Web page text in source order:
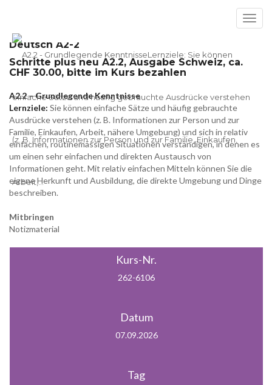
Deutsch A2-2
Schritte plus neu A2.2, Ausgabe Schweiz, ca.
CHF 30.00, bitte im Kurs bezahlen
A2.2 – Grundlegende Kenntnisse
Lernziele: Sie können einfache Sätze und häufig gebrauchte
Ausdrücke verstehen (z. B. Informationen zur Person und zur
Familie, Einkaufen, Arbeit, nähere Umgebung) und sich in relativ
einfachen, routinemässigen Situationen verständigen, in denen es
um einen sehr einfachen und direkten Austausch von
Informationen geht. Mit relativ einfachen Mitteln können Sie die
eigene Herkunft und Ausbildung, die direkte Umgebung und Dinge
beschreiben.
Mitbringen
Notizmaterial
Kurs-Nr.
262-6106
Datum
07.09.2026
Tag